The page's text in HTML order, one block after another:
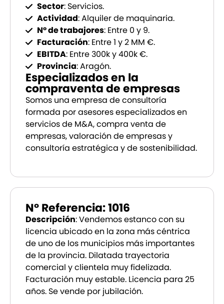
Sector: Servicios.
Actividad: Alquiler de maquinaria.
Nº de trabajores: Entre 0 y 9.
Facturación: Entre 1 y 2 MM €.
EBITDA: Entre 300k y 400k €.
Provincia: Aragón.
Especializados en la
compraventa de empresas
Somos una empresa de consultoría
formada por asesores especializados en
servicios de M&A, compra venta de
empresas, valoración de empresas y
consultoría estratégica y de sostenibilidad.
Nº Referencia: 1016
Descripción: Vendemos estanco con su
licencia ubicado en la zona más céntrica
de uno de los municipios más importantes
de la provincia. Dilatada trayectoria
comercial y clientela muy fidelizada.
Facturación muy estable. Licencia para 25
años. Se vende por jubilación.